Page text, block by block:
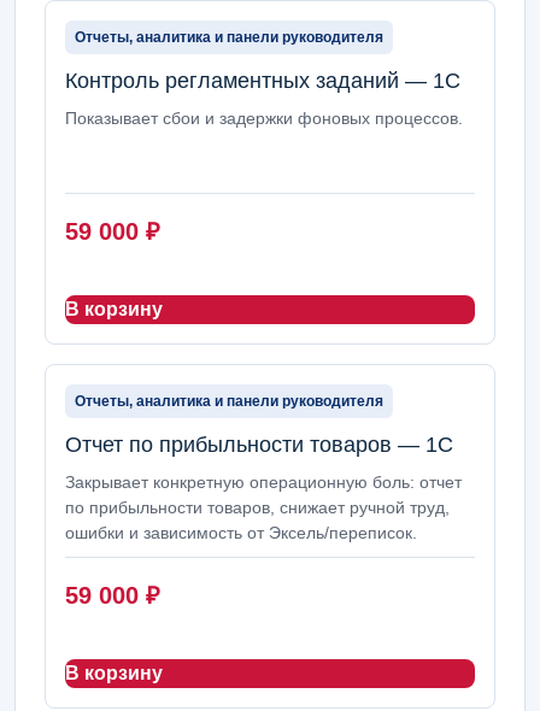
Отчеты, аналитика и панели руководителя
Контроль регламентных заданий — 1С
Показывает сбои и задержки фоновых процессов.
59 000 ₽
В корзину
Отчеты, аналитика и панели руководителя
Отчет по прибыльности товаров — 1С
Закрывает конкретную операционную боль: отчет
по прибыльности товаров, снижает ручной труд,
ошибки и зависимость от Эксель/переписок.
59 000 ₽
В корзину